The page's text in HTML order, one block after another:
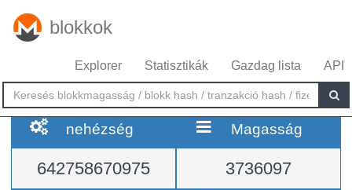
blokkok
Explorer Statisztikák Gazdag lista API
nehézség
642758670975
Magasság
3736097